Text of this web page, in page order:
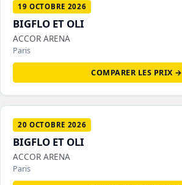
19 OCTOBRE 2026
BIGFLO ET OLI
ACCOR ARENA
Paris
COMPARER LES PRIX →
20 OCTOBRE 2026
BIGFLO ET OLI
ACCOR ARENA
Paris